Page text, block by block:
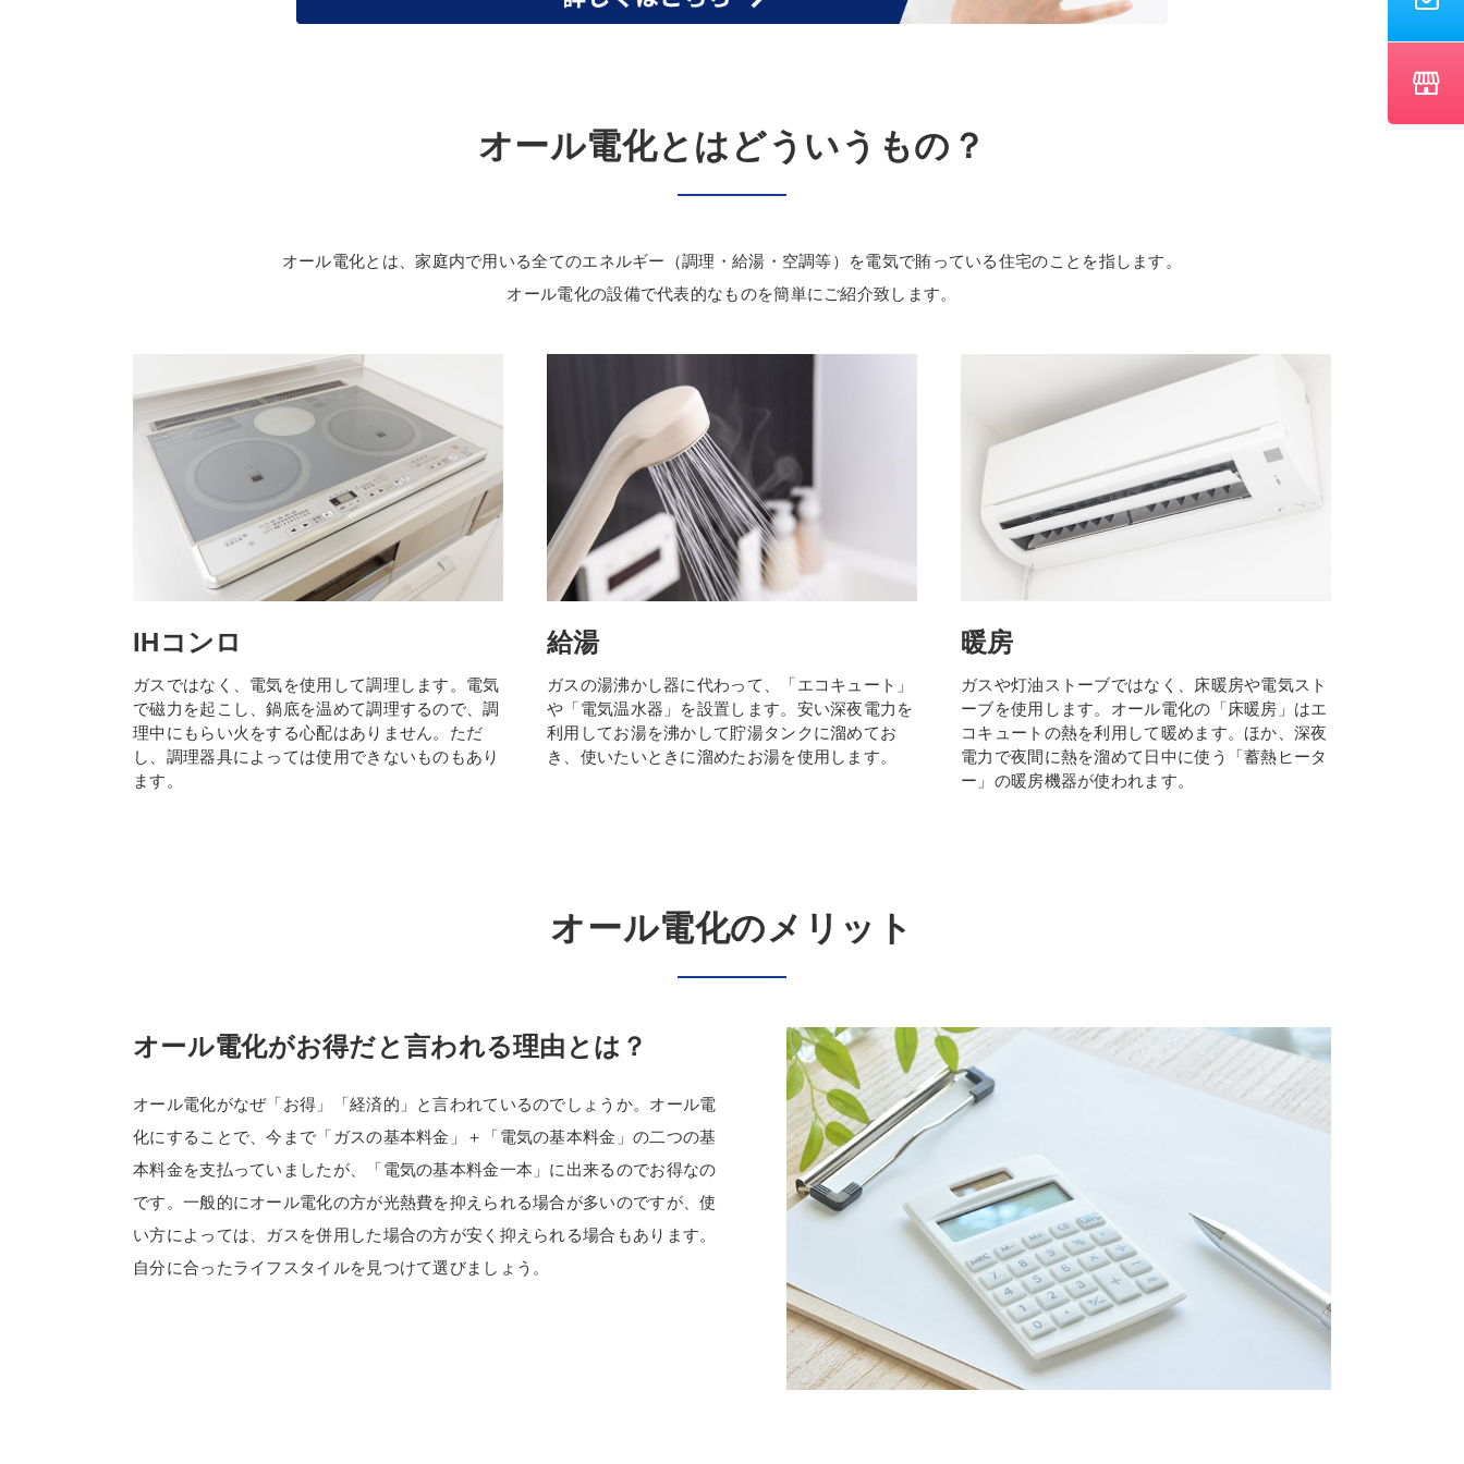
オール電化とはどういうもの？
オール電化とは、家庭内で用いる全てのエネルギー（調理・給湯・空調等）を電気で賄っている住宅のことを指します。
オール電化の設備で代表的なものを簡単にご紹介致します。
IHコンロ
ガスではなく、電気を使用して調理します。電気
で磁力を起こし、鍋底を温めて調理するので、調
理中にもらい火をする心配はありません。ただ
し、調理器具によっては使用できないものもあり
ます。
給湯
ガスの湯沸かし器に代わって、「エコキュート」
や「電気温水器」を設置します。安い深夜電力を
利用してお湯を沸かして貯湯タンクに溜めてお
き、使いたいときに溜めたお湯を使用します。
暖房
ガスや灯油ストーブではなく、床暖房や電気スト
ーブを使用します。オール電化の「床暖房」はエ
コキュートの熱を利用して暖めます。ほか、深夜
電力で夜間に熱を溜めて日中に使う「蓄熱ヒータ
ー」の暖房機器が使われます。
オール電化のメリット
オール電化がお得だと言われる理由とは？
オール電化がなぜ「お得」「経済的」と言われているのでしょうか。オール電
化にすることで、今まで「ガスの基本料金」＋「電気の基本料金」の二つの基
本料金を支払っていましたが、「電気の基本料金一本」に出来るのでお得なの
です。一般的にオール電化の方が光熱費を抑えられる場合が多いのですが、使
い方によっては、ガスを併用した場合の方が安く抑えられる場合もあります。
自分に合ったライフスタイルを見つけて選びましょう。